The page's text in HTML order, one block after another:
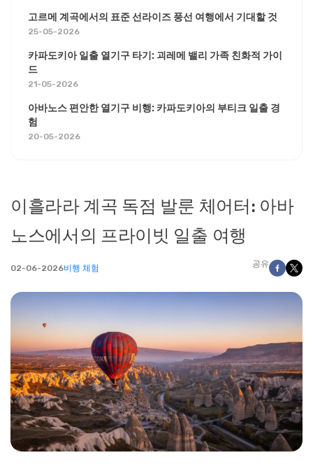
이흘라라 계곡 독점 발룬 체어터: 아바
노스에서의 프라이빗 일출 여행
02-06-2026비행 체험 공유
고르메 계곡에서의 표준 선라이즈 풍선 여행에서 기대할 것
25-05-2026
카파도키아 일출 열기구 타기: 괴레메 밸리 가족 친화적 가이
드
21-05-2026
아바노스 편안한 열기구 비행: 카파도키아의 부티크 일출 경
험
20-05-2026